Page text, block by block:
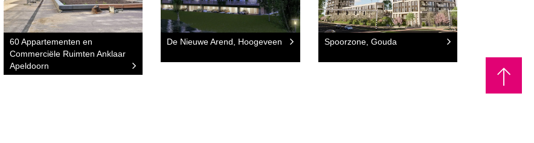
60 Appartementen en
Commerciële Ruimten Anklaar
Apeldoorn
De Nieuwe Arend, Hoogeveen Spoorzone, Gouda